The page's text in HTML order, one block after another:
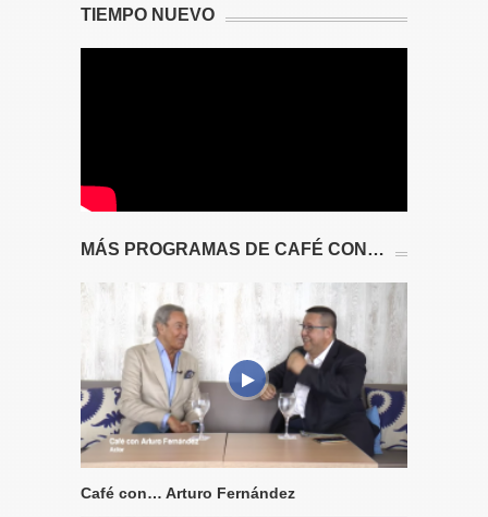
TIEMPO NUEVO
MÁS PROGRAMAS DE CAFÉ CON…
Café con… Arturo Fernández